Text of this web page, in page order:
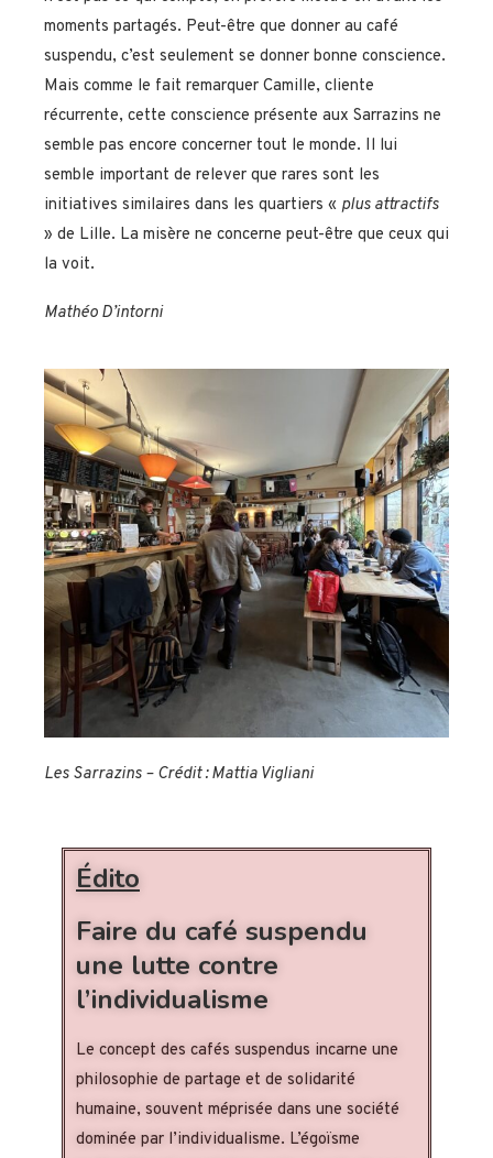
moments partagés. Peut-être que donner au café
suspendu, c’est seulement se donner bonne conscience.
Mais comme le fait remarquer Camille, cliente
récurrente, cette conscience présente aux Sarrazins ne
semble pas encore concerner tout le monde. Il lui
semble important de relever que rares sont les
initiatives similaires dans les quartiers « plus attractifs
» de Lille. La misère ne concerne peut-être que ceux qui
la voit.
Mathéo D’intorni
Les Sarrazins – Crédit : Mattia Vigliani
Édito
Faire du café suspendu
une lutte contre
l’individualisme
Le concept des cafés suspendus incarne une
philosophie de partage et de solidarité
humaine, souvent méprisée dans une société
dominée par l’individualisme. L’égoïsme